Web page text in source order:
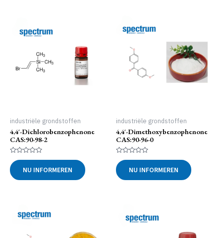
industriële grondstoffen
4,4′-Dichlorobenzophenone
CAS:90-98-2
Gewaardeerd
0
uit
5
NU INFORMEREN
industriële grondstoffen
4,4′-Dimethoxybenzophenone
CAS:90-96-0
Gewaardeerd
0
uit
5
NU INFORMEREN